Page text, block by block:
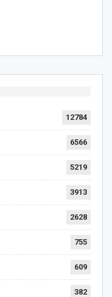
12784
6566
5219
3913
2628
755
609
382